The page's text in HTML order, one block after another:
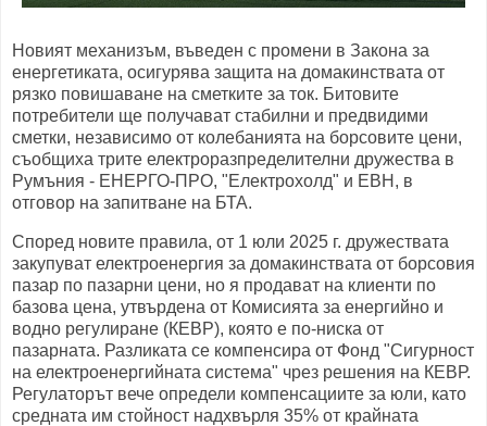
Новият механизъм, въведен с промени в Закона за
енергетиката, осигурява защита на домакинствата от
рязко повишаване на сметките за ток. Битовите
потребители ще получават стабилни и предвидими
сметки, независимо от колебанията на борсовите цени,
съобщиха трите електроразпределителни дружества в
Румъния - ЕНЕРГО-ПРО, "Електрохолд" и ЕВН, в
отговор на запитване на БТА.
Според новите правила, от 1 юли 2025 г. дружествата
закупуват електроенергия за домакинствата от борсовия
пазар по пазарни цени, но я продават на клиенти по
базова цена, утвърдена от Комисията за енергийно и
водно регулиране (КЕВР), която е по-ниска от
пазарната. Разликата се компенсира от Фонд "Сигурност
на електроенергийната система" чрез решения на КЕВР.
Регулаторът вече определи компенсациите за юли, като
средната им стойност надхвърля 35% от крайната